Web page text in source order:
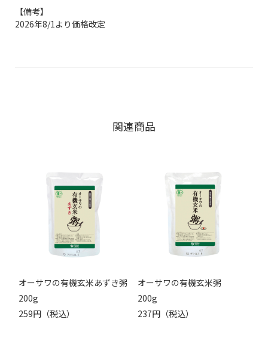
【備考】
2026年8/1より価格改定
関連商品
オーサワの有機玄米あずき粥
200g
259円（税込）
オーサワの有機玄米粥
200g
237円（税込）